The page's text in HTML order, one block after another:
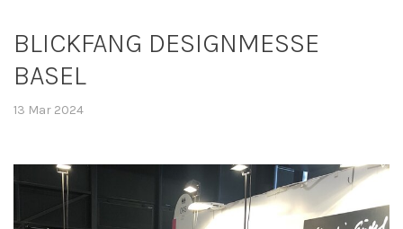
BLICKFANG DESIGNMESSE
BASEL
13 Mar 2024